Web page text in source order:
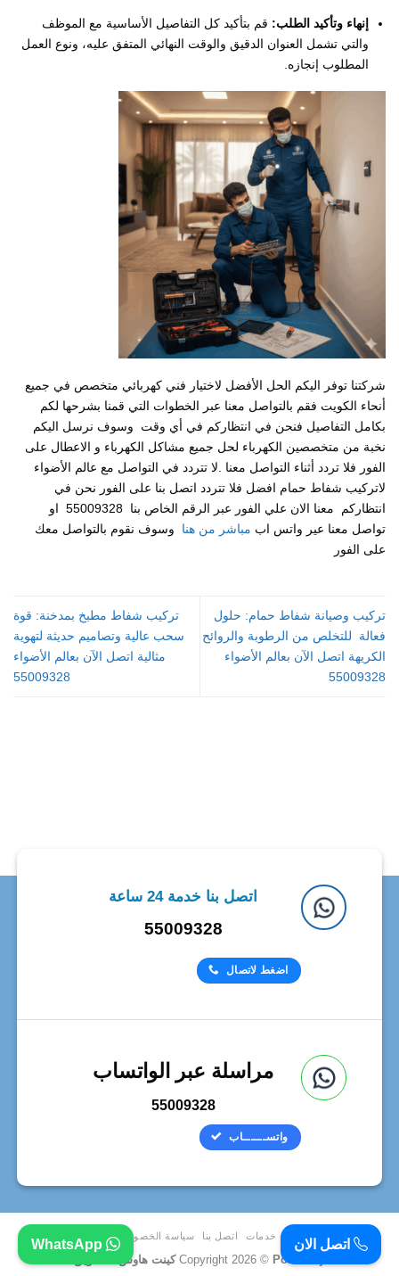
​إنهاء وتأكيد الطلب: قم بتأكيد كل التفاصيل الأساسية مع الموظف
والتي تشمل العنوان الدقيق والوقت النهائي المتفق عليه، ونوع العمل
المطلوب إنجازه.
شركتنا توفر اليكم الحل الأفضل لاختيار فني كهربائي متخصص في جميع
أنحاء الكويت فقم بالتواصل معنا عبر الخطوات التي قمنا بشرحها لكم
بكامل التفاصيل فنحن في انتظاركم في أي وقت وسوف نرسل اليكم
نخبة من متخصصين الكهرباء لحل جميع مشاكل الكهرباء و الاعطال على
الفور فلا تردد أثناء التواصل معنا .لا تتردد في التواصل مع عالم الأضواء
لاتركيب شفاط حمام افضل فلا تتردد اتصل بنا على الفور نحن في
انتظاركم معنا الان علي الفور عبر الرقم الخاص بنا 55009328 ا
و
تواصل معنا عير واتس اب مباشر من هنا
وسوف نقوم بالتواصل معك
على الفور
تركيب وصيانة شفاط حمام: حلول
فعالة للتخلص من الرطوبة والروائح
الكريهة اتصل الآن بعالم الأضواء
55009328
تركيب شفاط مطبخ بمدخنة: قوة
سحب عالية وتصاميم حديثة لتهوية
مثالية اتصل الآن بعالم الأضواء
55009328
اتصل بنا خدمة 24 ساعة
55009328
اضغط لاتصال
مراسلة عبر الواتساب
55009328
واتســــــاب
HOME خدمات اتصل بنا سياسة الخصوصية
Copyright 2026 © Power By كينت هاوس للتسويق
اتصل الان